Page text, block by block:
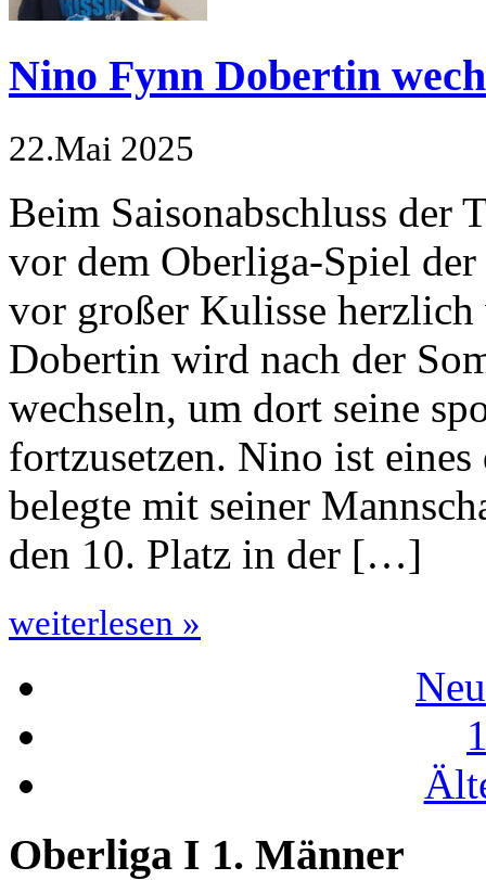
Nino Fynn Dobertin
22.Mai 2025
Beim Saisonabschluss der
vor dem Oberliga-Spiel
vor großer Kulisse
Dobertin wird nach der
wechseln, um dort seine
fortzusetzen. Nino ist
belegte mit seiner
den 10. Platz in der […]
weiterlesen »
Oberliga I 1. Männer